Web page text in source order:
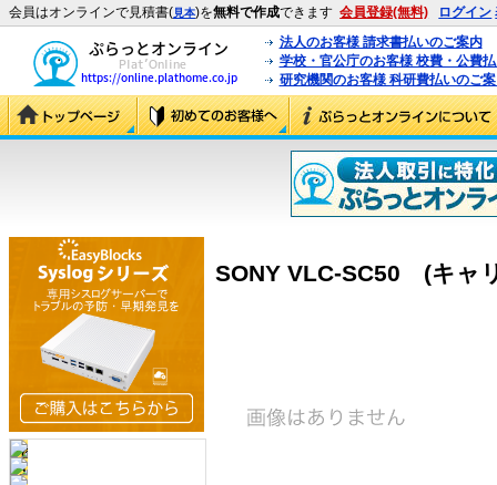
会員はオンラインで見積書(見本)を無料で作成できます 会員登録(無料) ログイン
法人のお客様 請求書払いのご案内
学校・官公庁のお客様 校費・公費
研究機関のお客様 科研費払いのご
SONY VLC-SC50 (キャ